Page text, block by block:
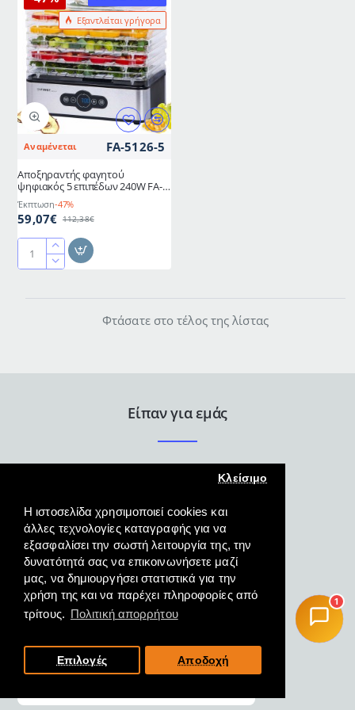
Η ιστοσελίδα χρησιμοποιεί cookies και
άλλες τεχνολογίες καταγραφής για να
εξασφαλίσει την σωστή λειτουργία της, την
δυνατότητά σας να επικοινωνήσετε μαζί
μας, να δημιουργήσει στατιστικά για την
χρήση της και να παρέχει πληροφορίες από
τρίτους. Πολιτική απορρήτου
Κλείσιμο
Επιλογές Αποδοχή
Εξαντλείται γρήγορα
Αναμένεται FA-5126-5
Αποξηραντής φαγητού
ψηφιακός 5 επιπέδων 240W FA-
5126-5 της First Austria
Έκπτωση-47%
59,07€ 112,38€
Αποξηραντής
Φτάσατε στο τέλος της λίστας
Είπαν για εμάς
Άψογη εξυπηρέτηση γρήγορη
και κατατοπιστική και η
παραλαβή του προϊόντος
άμεση.
19/10/2022
1